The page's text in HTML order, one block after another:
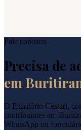
Fale conosco
Precisa de
em
O Escritório Cestari,
contribuintes em
WhatsApp ou